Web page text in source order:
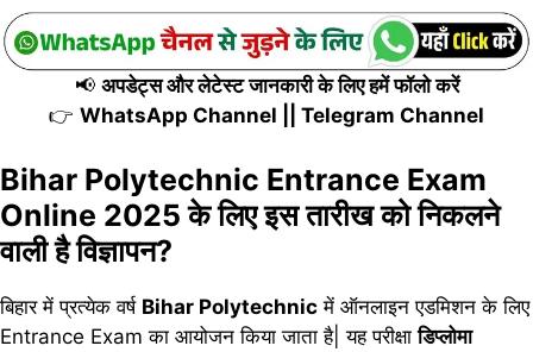
📢 अपडेट्स और लेटेस्ट जानकारी के लिए हमें फॉलो करें
👉 WhatsApp Channel Telegram Channel
Bihar Polytechnic Entrance Exam
Online 2025 के लिए इस तारीख को निकलने
वाली है विज्ञापन?
बिहार में प्रत्येक वर्ष Bihar Polytechnic में ऑनलाइन एडमिशन के लिए
Entrance Exam का आयोजन किया जाता है| यह परीक्षाडिप्लोमा